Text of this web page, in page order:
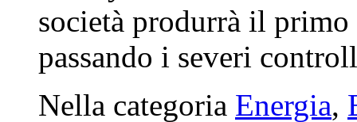
società produrrà il
passando i severi
Nella categoria Energia,